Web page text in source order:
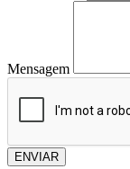
Mensagem
ENVIAR